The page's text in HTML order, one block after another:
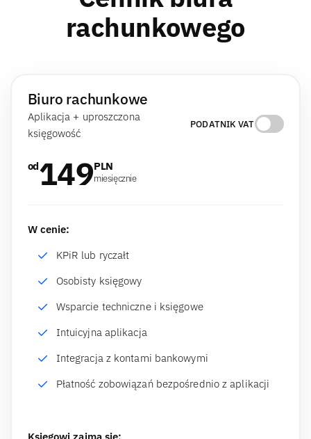
rachunkowego
Biuro rachunkowe
Aplikacja + uproszczona
księgowość
PODATNIK VAT
od149PLN
miesięcznie
W cenie:
KPiR lub ryczałt
Osobisty księgowy
Wsparcie techniczne i księgowe
Intuicyjna aplikacja
Integracja z kontami bankowymi
Płatność zobowiązań bezpośrednio z aplikacji